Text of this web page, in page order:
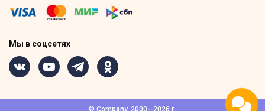
Мы в соцсетях
© Company, 2000—2026 г.